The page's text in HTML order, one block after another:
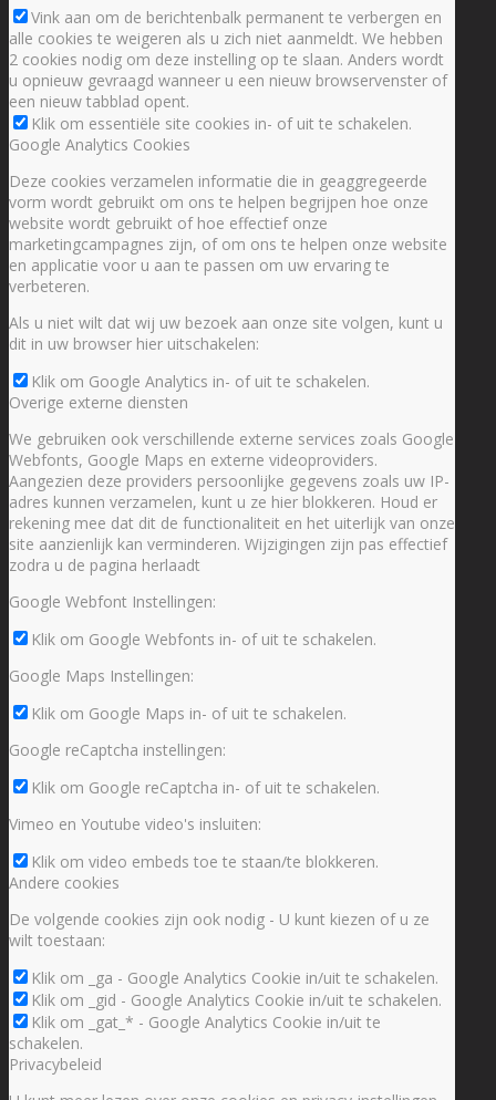
Vink aan om de berichtenbalk permanent te verbergen en
alle cookies te weigeren als u zich niet aanmeldt. We hebben
2 cookies nodig om deze instelling op te slaan. Anders wordt
u opnieuw gevraagd wanneer u een nieuw browservenster of
een nieuw tabblad opent.
Klik om essentiële site cookies in- of uit te schakelen.
Google Analytics Cookies
Deze cookies verzamelen informatie die in geaggregeerde
vorm wordt gebruikt om ons te helpen begrijpen hoe onze
website wordt gebruikt of hoe effectief onze
marketingcampagnes zijn, of om ons te helpen onze website
en applicatie voor u aan te passen om uw ervaring te
verbeteren.
Als u niet wilt dat wij uw bezoek aan onze site volgen, kunt u
dit in uw browser hier uitschakelen:
Klik om Google Analytics in- of uit te schakelen.
Overige externe diensten
We gebruiken ook verschillende externe services zoals Google
Webfonts, Google Maps en externe videoproviders.
Aangezien deze providers persoonlijke gegevens zoals uw IP-
adres kunnen verzamelen, kunt u ze hier blokkeren. Houd er
rekening mee dat dit de functionaliteit en het uiterlijk van onze
site aanzienlijk kan verminderen. Wijzigingen zijn pas effectief
zodra u de pagina herlaadt
Google Webfont Instellingen:
Klik om Google Webfonts in- of uit te schakelen.
Google Maps Instellingen:
Klik om Google Maps in- of uit te schakelen.
Google reCaptcha instellingen:
Klik om Google reCaptcha in- of uit te schakelen.
Vimeo en Youtube video's insluiten:
Klik om video embeds toe te staan/te blokkeren.
Andere cookies
De volgende cookies zijn ook nodig - U kunt kiezen of u ze
wilt toestaan:
Klik om _ga - Google Analytics Cookie in/uit te schakelen.
Klik om _gid - Google Analytics Cookie in/uit te schakelen.
Klik om _gat_* - Google Analytics Cookie in/uit te
schakelen.
Privacybeleid